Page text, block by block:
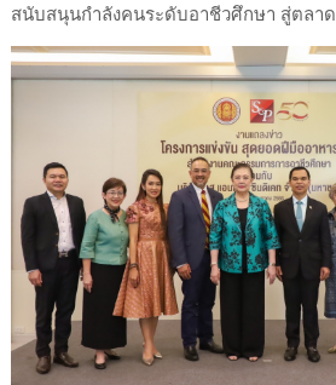
สนับสนุนกำลังคนระดับอาชีวศึกษา สู่ตลา